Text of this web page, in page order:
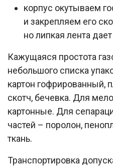
корпус окутываем
и закрепляем его
но липкая лента
Кажущаяся простота
небольшого списка
картон гофрированный,
скотч, бечевка. Для
картонные. Для
частей – поролон,
ткань.
Транспортировка